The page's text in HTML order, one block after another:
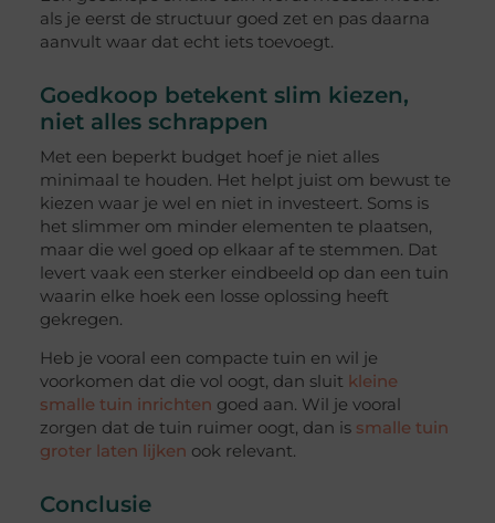
als je eerst de structuur goed zet en pas daarna
aanvult waar dat echt iets toevoegt.
Goedkoop betekent slim kiezen,
niet alles schrappen
Met een beperkt budget hoef je niet alles
minimaal te houden. Het helpt juist om bewust te
kiezen waar je wel en niet in investeert. Soms is
het slimmer om minder elementen te plaatsen,
maar die wel goed op elkaar af te stemmen. Dat
levert vaak een sterker eindbeeld op dan een tuin
waarin elke hoek een losse oplossing heeft
gekregen.
Heb je vooral een compacte tuin en wil je
voorkomen dat die vol oogt, dan sluit kleine
smalle tuin inrichten goed aan. Wil je vooral
zorgen dat de tuin ruimer oogt, dan is smalle tuin
groter laten lijken ook relevant.
Conclusie